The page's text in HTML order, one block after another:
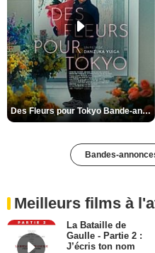
Des Fleurs pour Tokyo Bande-annonce VO STFR
Bandes-
Meilleurs films à
La Bataille de
Gaulle - Partie 2 :
J’écris ton nom